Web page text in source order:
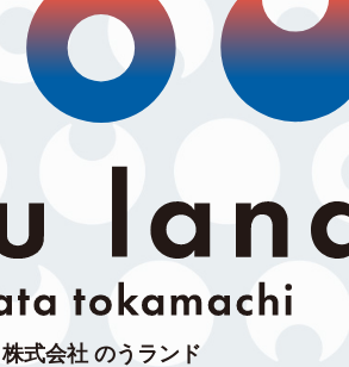
株式会社 のうランド